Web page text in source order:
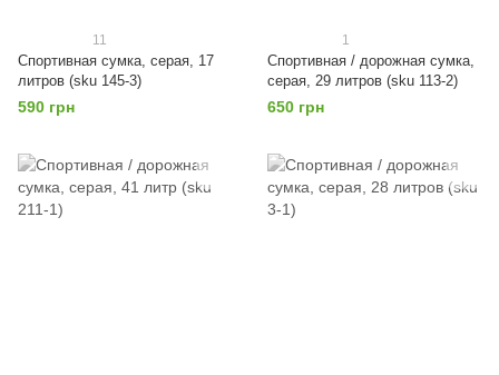
11
Спортивная сумка, серая, 17
литров (sku 145-3)
590 грн
1
Спортивная / дорожная сумка,
серая, 29 литров (sku 113-2)
650 грн